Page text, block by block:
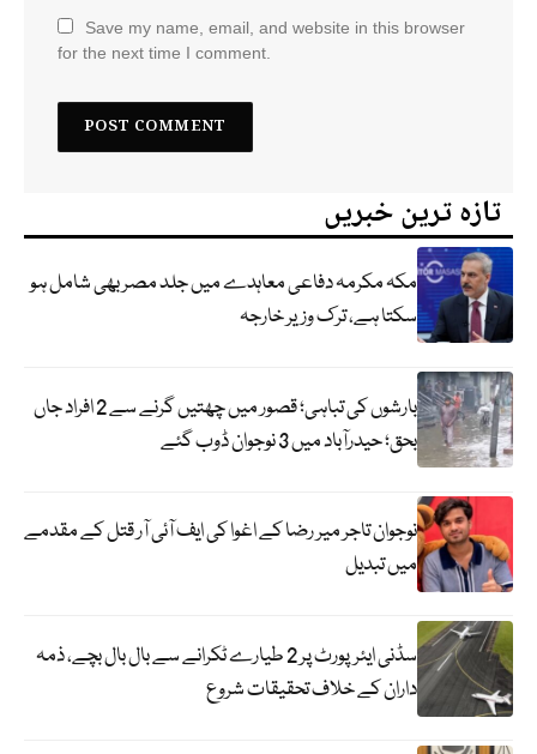
Save my name, email, and website in this browser
for the next time I comment.
تازہ ترین خبریں
مکہ مکرمہ دفاعی معاہدے میں جلد مصر بھی شامل ہو
سکتا ہے، ترک وزیر خارجہ
بارشوں کی تباہی؛ قصور میں چھتیں گرنے سے 2 افراد جاں
بحق؛ حیدرآباد میں 3 نوجوان ڈوب گئے
نوجوان تاجر میر رضا کے اغوا کی ایف آئی آر قتل کے مقدمے
میں تبدیل
سڈنی ایئرپورٹ پر 2 طیارے ٹکرانے سے بال بال بچے، ذمہ
داران کے خلاف تحقیقات شروع